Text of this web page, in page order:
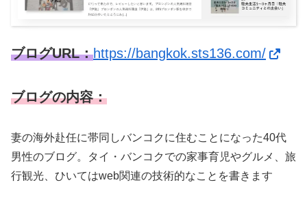
ブログURL：https://bangkok.sts136.com/
ブログの内容：
妻の海外赴任に帯同しバンコクに住むことになった40代
男性のブログ。タイ・バンコクでの家事育児やグルメ、旅
行観光、ひいてはweb関連の技術的なことを書きます